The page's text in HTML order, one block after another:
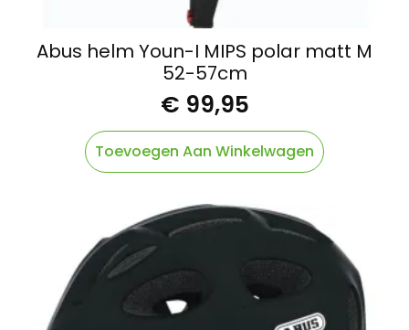
Abus helm Youn-I MIPS polar matt M
52-57cm
€ 99,95
Toevoegen Aan Winkelwagen